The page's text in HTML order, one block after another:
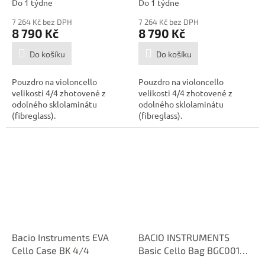
Do 1 týdne
7 264 Kč bez DPH
8 790 Kč
Do košíku
Pouzdro na violoncello
velikosti 4/4 zhotovené z
odolného sklolaminátu
(fibreglass).
Do 1 týdne
7 264 Kč bez DPH
8 790 Kč
Do košíku
Pouzdro na violoncello
velikosti 4/4 zhotovené z
odolného sklolaminátu
(fibreglass).
Bacio Instruments EVA
Cello Case BK 4/4
BACIO INSTRUMENTS
Basic Cello Bag BGC001